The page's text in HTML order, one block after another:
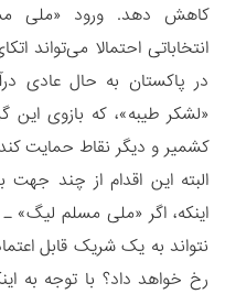
کاهش دهد. ورود «ملی
انتخاباتی احتمالا می‌تواند
در پاکستان به حال عادی
«لشکر طیبه»، که بازوی
کشمیر و دیگر نقاط حمایت
البته این اقدام از چند
اینکه، اگر «ملی مسلم
نتواند به یک شریک قابل
رخ خواهد داد؟ با توجه به